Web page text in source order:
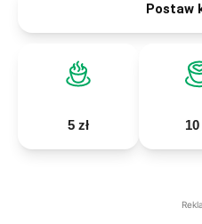
Postaw
5 zł 10